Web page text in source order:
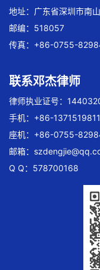
地址：广东省深圳市南
邮编：518057
传真：+86-0755-
联系邓杰律师
律师执业证号：
手机：+86-
座机：+86-0755-
邮箱：
Q Q：578700168